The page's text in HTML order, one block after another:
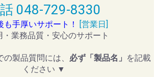
048-729-8330
も手厚いサポート！
[営業日]
・業務品質・安心のサポート
製品質問には、 必ず「製品名」 を記載
ください ▼